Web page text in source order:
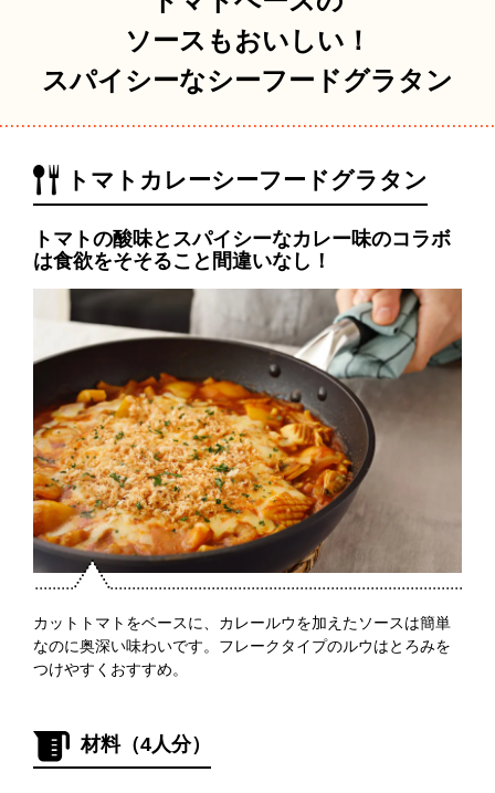
ソースもおいしい！
スパイシーなシーフードグラタン
トマトカレーシーフードグラタン
トマトの酸味とスパイシーなカレー味のコラボ
は食欲をそそること間違いなし！
カットトマトをベースに、カレールウを加えたソースは簡単
なのに奥深い味わいです。フレークタイプのルウはとろみを
つけやすくおすすめ。
材料（4人分）